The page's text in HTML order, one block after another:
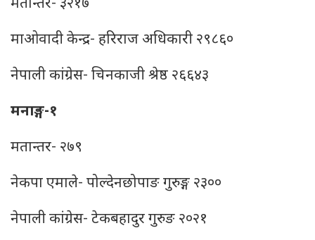
मतान्तर- ३२१७
माओवादी केन्द्र- हरिराज अधिकारी २९८६०
नेपाली कांग्रेस- चिनकाजी श्रेष्ठ २६६४३
मनाङ्ग-१
मतान्तर- २७९
नेकपा एमाले- पोल्देनछोपाङ गुरुङ्ग २३००
नेपाली कांग्रेस- टेकबहादुर गुरुङ २०२१